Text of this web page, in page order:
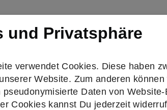
Kontakt
die Zukunft gehören
und Privatsphäre
verwendet Cookies. Diese haben
Website. Zum anderen
pseudonymisierte Daten von
Cookies kannst Du jederzeit